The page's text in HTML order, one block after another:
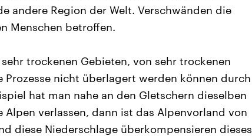
andere Region der Welt. Verschwänden die
Menschen betroffen.
trockenen Gebieten, von sehr trockenen
nicht überlagert werden können durch
hat man nahe an den Gletschern dieselben
Alpen verlassen, dann ist das Alpenvorland von
diese Niederschlage überkompensieren dieses